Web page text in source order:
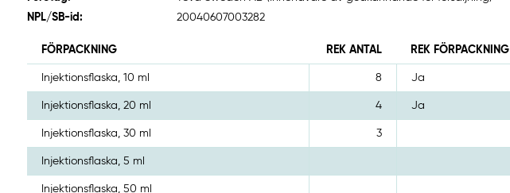
NPL/SB-id:
20040607003282
FÖRPACKNING REK ANTAL REK FÖRPACKNING
Injektionsflaska, 10 ml 8 Ja
Injektionsflaska, 20 ml 4 Ja
Injektionsflaska, 30 ml 3
Injektionsflaska, 5 ml
Injektionsflaska, 50 ml